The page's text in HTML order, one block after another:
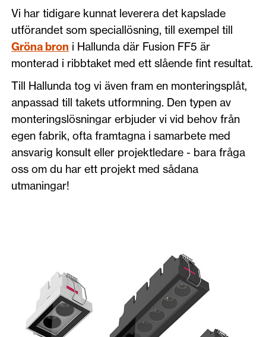
Vi har tidigare kunnat leverera det kapslade
utförandet som speciallösning, till exempel till
Gröna bron i Hallunda där Fusion FF5 är
monterad i ribbtaket med ett slående fint resultat.
Till Hallunda tog vi även fram en monteringsplåt,
anpassad till takets utformning. Den typen av
monteringslösningar erbjuder vi vid behov från
egen fabrik, ofta framtagna i samarbete med
ansvarig konsult eller projektledare - bara fråga
oss om du har ett projekt med sådana
utmaningar!